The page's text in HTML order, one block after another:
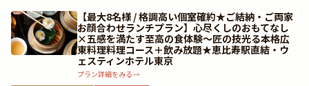
【最大8名様 / 格調高い個室確約★ご結納・ご両家
お顔合わせランチプラン】心尽くしのおもてなし
×五感を満たす至高の食体験〜匠の技光る本格広
東料理料理コース＋飲み放題★恵比寿駅直結・ウ
ェスティンホテル東京
プラン詳細をみる